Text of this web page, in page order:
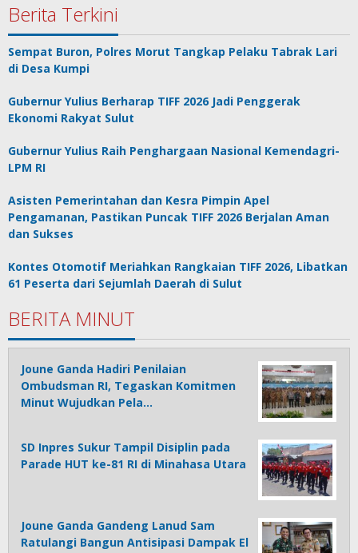
Berita Terkini
Sempat Buron, Polres Morut Tangkap Pelaku Tabrak Lari
di Desa Kumpi
Gubernur Yulius Berharap TIFF 2026 Jadi Penggerak
Ekonomi Rakyat Sulut
Gubernur Yulius Raih Penghargaan Nasional Kemendagri-
LPM RI
Asisten Pemerintahan dan Kesra Pimpin Apel
Pengamanan, Pastikan Puncak TIFF 2026 Berjalan Aman
dan Sukses
Kontes Otomotif Meriahkan Rangkaian TIFF 2026, Libatkan
61 Peserta dari Sejumlah Daerah di Sulut
BERITA MINUT
Joune Ganda Hadiri Penilaian
Ombudsman RI, Tegaskan Komitmen
Minut Wujudkan Pela…
SD Inpres Sukur Tampil Disiplin pada
Parade HUT ke-81 RI di Minahasa Utara
Joune Ganda Gandeng Lanud Sam
Ratulangi Bangun Antisipasi Dampak El